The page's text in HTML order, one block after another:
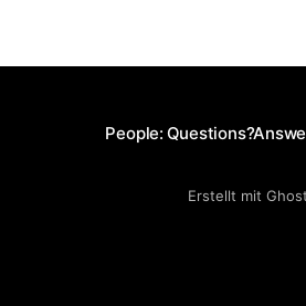
People:
Erstellt mit Ghost